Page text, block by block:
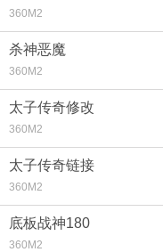
360M2
杀神恶魔
360M2
太子传奇修改
360M2
太子传奇链接
360M2
底板战神180
360M2